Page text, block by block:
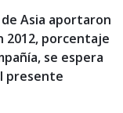
Asia aportaron
2012, porcentaje
se espera
presente